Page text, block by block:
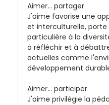
Aimer... partager
J'aime favorise une
et interculturelle,
particulière à la
à réfléchir et à
actuelles comme
développement
Aimer... participer
J'aime privilégie la